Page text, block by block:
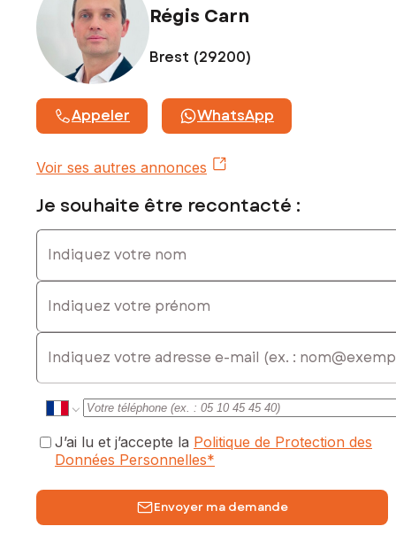
Régis Carn
Brest (29200)
Appeler WhatsApp
Voir ses autres annonces
Je souhaite être recontacté :
Indiquez votre nom
Indiquez votre prénom
E-mail
J’ai lu et j’accepte la Politique de Protection des
Données Personnelles*
Envoyer ma demande